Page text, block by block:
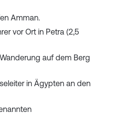
Amman.
vor Ort in Petra (2,5
auf dem Berg
in Ägypten an den